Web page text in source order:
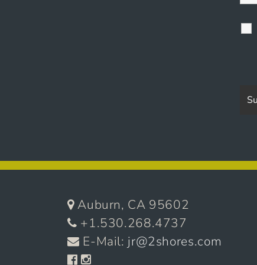
Auburn, CA 95602
+1.530.268.4737
E-Mail: jr@2shores.com